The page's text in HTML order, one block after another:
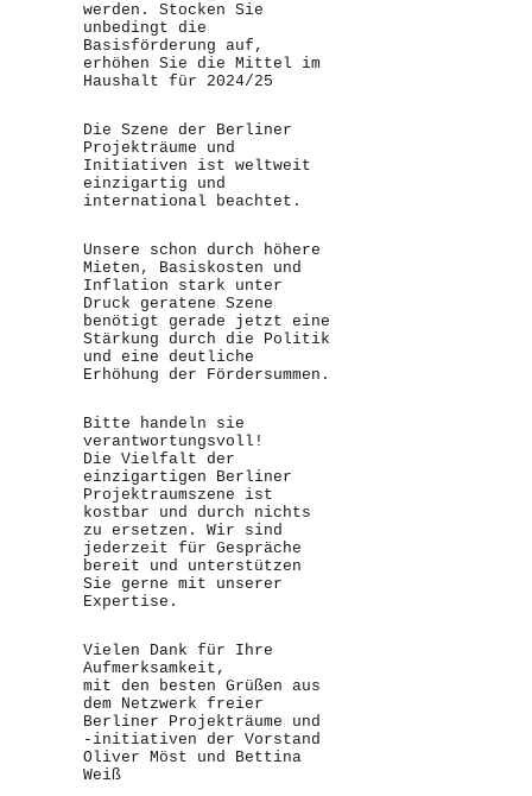
werden. Stocken Sie
unbedingt die
Basisförderung auf,
erhöhen Sie die Mittel im
Haushalt für 2024/25
Die Szene der Berliner
Projekträume und
Initiativen ist weltweit
einzigartig und
international beachtet.
Unsere schon durch höhere
Mieten, Basiskosten und
Inflation stark unter
Druck geratene Szene
benötigt gerade jetzt eine
Stärkung durch die Politik
und eine deutliche
Erhöhung der Fördersummen.
Bitte handeln sie
verantwortungsvoll!
Die Vielfalt der
einzigartigen Berliner
Projektraumszene ist
kostbar und durch nichts
zu ersetzen. Wir sind
jederzeit für Gespräche
bereit und unterstützen
Sie gerne mit unserer
Expertise.
Vielen Dank für Ihre
Aufmerksamkeit,
mit den besten Grüßen aus
dem Netzwerk freier
Berliner Projekträume und
-initiativen der Vorstand
Oliver Möst und Bettina
Weiß